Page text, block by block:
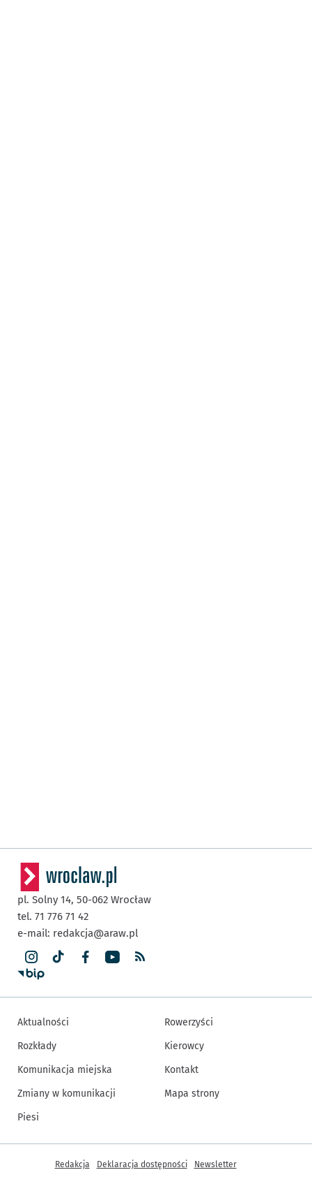
pl. Solny 14, 50-062 Wrocław
tel. 71 776 71 42
e-mail: redakcja@araw.pl
Aktualności
Rozkłady
Komunikacja miejska
Zmiany w komunikacji
Piesi
Rowerzyści
Kierowcy
Kontakt
Mapa strony
Inne informacje
Redakcja Deklaracja dostępności Newsletter